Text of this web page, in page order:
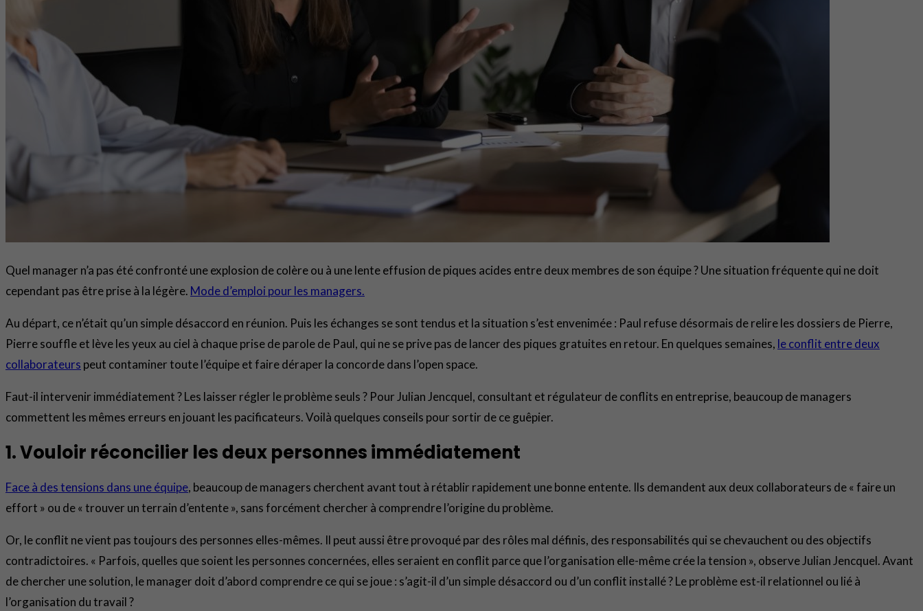
Quel manager n’a pas été confronté une explosion de colère ou à une lente effusion de piques acides entre deux membres de son équipe ? Une situation fréquente qui ne doit
cependant pas être prise à la légère. Mode d’emploi pour les managers.
Au départ, ce n’était qu’un simple désaccord en réunion. Puis les échanges se sont tendus et la situation s’est envenimée : Paul refuse désormais de relire les dossiers de Pierre,
Pierre souffle et lève les yeux au ciel à chaque prise de parole de Paul, qui ne se prive pas de lancer des piques gratuites en retour. En quelques semaines, le conflit entre deux
collaborateurs peut contaminer toute l’équipe et faire déraper la concorde dans l’open space.
Faut-il intervenir immédiatement ? Les laisser régler le problème seuls ? Pour Julian Jencquel, consultant et régulateur de conflits en entreprise, beaucoup de managers
commettent les mêmes erreurs en jouant les pacificateurs. Voilà quelques conseils pour sortir de ce guêpier.
1. Vouloir réconcilier les deux personnes immédiatement
Face à des tensions dans une équipe, beaucoup de managers cherchent avant tout à rétablir rapidement une bonne entente. Ils demandent aux deux collaborateurs de « faire un
effort » ou de « trouver un terrain d’entente », sans forcément chercher à comprendre l’origine du problème.
Or, le conflit ne vient pas toujours des personnes elles-mêmes. Il peut aussi être provoqué par des rôles mal définis, des responsabilités qui se chevauchent ou des objectifs
contradictoires. « Parfois, quelles que soient les personnes concernées, elles seraient en conflit parce que l’organisation elle-même crée la tension », observe Julian Jencquel. Avant
de chercher une solution, le manager doit d’abord comprendre ce qui se joue : s’agit-il d’un simple désaccord ou d’un conflit installé ? Le problème est-il relationnel ou lié à
l’organisation du travail ?